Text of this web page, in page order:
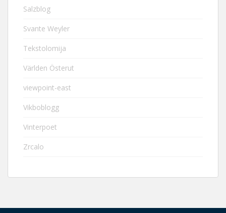
Salzblog
Svante Weyler
Tekstolomija
Världen Österut
viewpoint-east
Vikboblogg
Vinterpoet
Zrcalo